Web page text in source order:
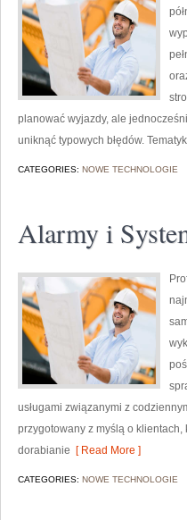
planować wyjazdy, ale
uniknąć typowych błędów.
CATEGORIES: NOWE TECHNOLOGIE
Alarmy i
usługami związanymi z
przygotowany z myślą o
dorabianie [ Read More ]
CATEGORIES: NOWE TECHNOLOGIE